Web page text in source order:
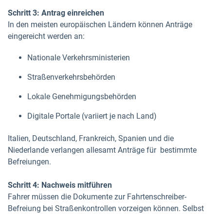
Schritt 3: Antrag einreichen
In den meisten europäischen Ländern können Anträge
eingereicht werden an:
Nationale Verkehrsministerien
Straßenverkehrsbehörden
Lokale Genehmigungsbehörden
Digitale Portale (variiert je nach Land)
Italien, Deutschland, Frankreich, Spanien und die
Niederlande verlangen allesamt Anträge für bestimmte
Befreiungen.
Schritt 4: Nachweis mitführen
Fahrer müssen die Dokumente zur Fahrtenschreiber-
Befreiung bei Straßenkontrollen vorzeigen können. Selbst